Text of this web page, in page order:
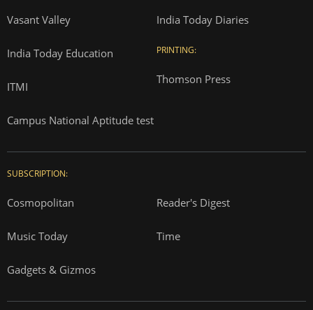
Vasant Valley
India Today Education
ITMI
Campus National Aptitude test
India Today Diaries
PRINTING:
Thomson Press
SUBSCRIPTION:
Cosmopolitan Reader's Digest
Music Today Time
Gadgets & Gizmos